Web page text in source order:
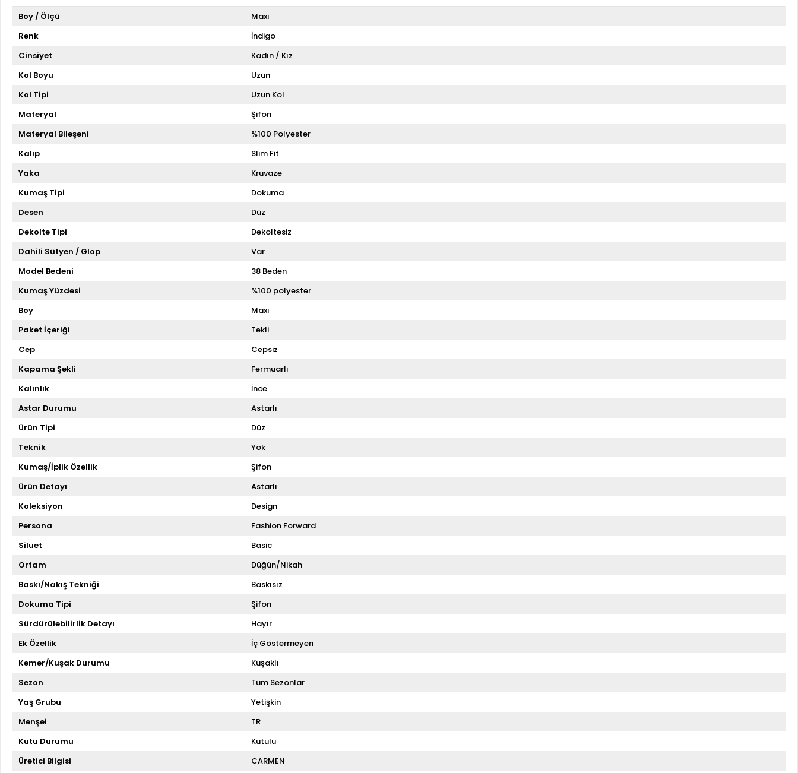
Boy / Ölçü
Maxi
Renk
İndigo
Cinsiyet
Kadın / Kız
Kol Boyu
Uzun
Kol Tipi
Uzun Kol
Materyal
Şifon
Materyal Bileşeni
%100 Polyester
Kalıp
Slim Fit
Yaka
Kruvaze
Kumaş Tipi
Dokuma
Desen
Düz
Dekolte Tipi
Dekoltesiz
Dahili Sütyen / Glop
Var
Model Bedeni
38 Beden
Kumaş Yüzdesi
%100 polyester
Boy
Maxi
Paket İçeriği
Tekli
Cep
Cepsiz
Kapama Şekli
Fermuarlı
Kalınlık
İnce
Astar Durumu
Astarlı
Ürün Tipi
Düz
Teknik
Yok
Kumaş/İplik Özellik
Şifon
Ürün Detayı
Astarlı
Koleksiyon
Design
Persona
Fashion Forward
Siluet
Basic
Ortam
Düğün/Nikah
Baskı/Nakış Tekniği
Baskısız
Dokuma Tipi
Şifon
Sürdürülebilirlik Detayı
Hayır
Ek Özellik
İç Göstermeyen
Kemer/Kuşak Durumu
Kuşaklı
Sezon
Tüm Sezonlar
Yaş Grubu
Yetişkin
Menşei
TR
Kutu Durumu
Kutulu
Üretici Bilgisi
CARMEN